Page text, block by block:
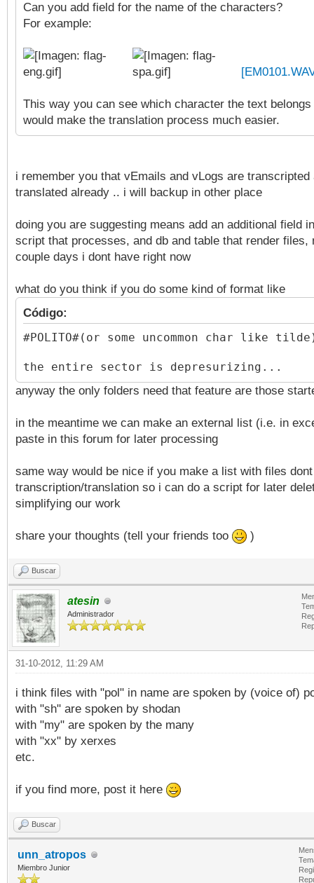
Can you add field for the name of the characters?
For example:
This way you can see which character the text
would make the translation process much easier.
i remember you that vEmails and vLogs are transcripted
translated already .. i will backup in other place
doing you are suggesting means add an additional field
script that processes, and db and table that render files,
couple days i dont have right now
what do you think if you do some kind of format like
Código:
#POLITO#(or some uncommon char like
the entire sector is depresurizing...
anyway the only folders need that feature are those
in the meantime we can make an external list (i.e. in
paste in this forum for later processing
same way would be nice if you make a list with files
transcription/translation so i can do a script for later
simplifying our work
share your thoughts (tell your friends too )
Buscar
atesin
Administrador
31-10-2012, 11:29 AM
i think files with "pol" in name are spoken by (voice of)
with "sh" are spoken by shodan
with "my" are spoken by the many
with "xx" by xerxes
etc.
if you find more, post it here
Buscar
unn_atropos
Miembro Junior